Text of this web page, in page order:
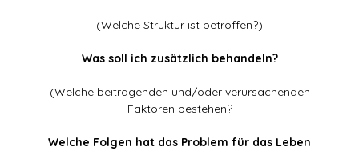
(Welche Struktur ist betroffen?)
Was soll ich zusätzlich behandeln?
(Welche beitragenden und/oder verursachenden
Faktoren bestehen?
Welche Folgen hat das Problem für das Leben